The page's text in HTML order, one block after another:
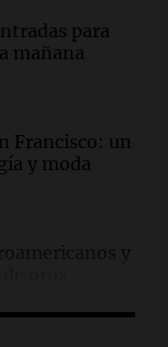
para
mañana
Francisco: un
y moda
y